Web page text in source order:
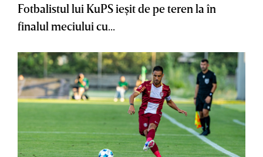
Fotbalistul lui KuPS ieşit de pe teren la în
finalul meciului cu...